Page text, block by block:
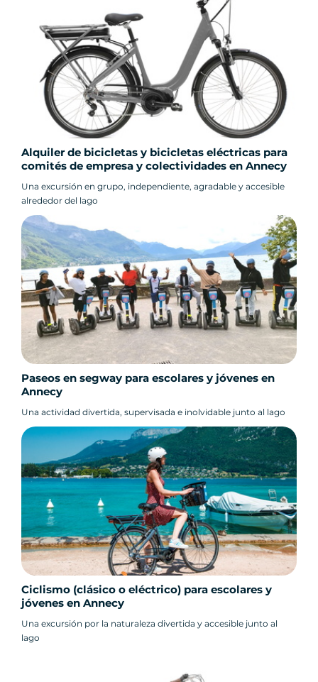
Alquiler de bicicletas y bicicletas eléctricas para
comités de empresa y colectividades en Annecy
Una excursión en grupo, independiente, agradable y accesible
alrededor del lago
Paseos en segway para escolares y jóvenes en
Annecy
Una actividad divertida, supervisada e inolvidable junto al lago
Ciclismo (clásico o eléctrico) para escolares y
jóvenes en Annecy
Una excursión por la naturaleza divertida y accesible junto al
lago